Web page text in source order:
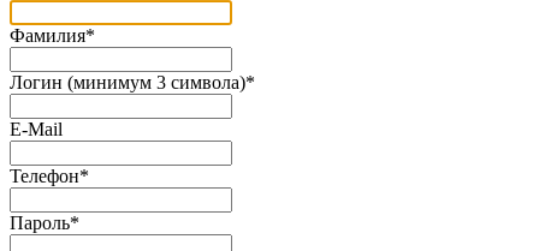
Фамилия*
Логин (минимум 3 символа)*
E-Mail
Телефон*
Пароль*